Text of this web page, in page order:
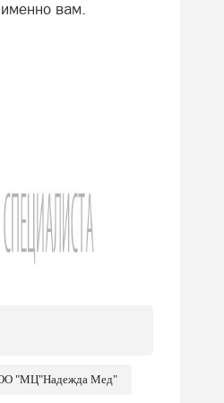
вам.
"МЦ"Надежда Мед"